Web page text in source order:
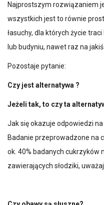
Najprostszym rozwiązaniem
wszystkich jest to równie
łasuchy, dla których życie
lub budyniu, nawet raz na
Pozostaje pytanie:
Czy jest alternatywa ?
Jeżeli tak, to czy ta
Jak się okazuje odpowiedzi
Badanie przeprowadzone na
ok. 40% badanych cukrzyków
zawierających słodziki,